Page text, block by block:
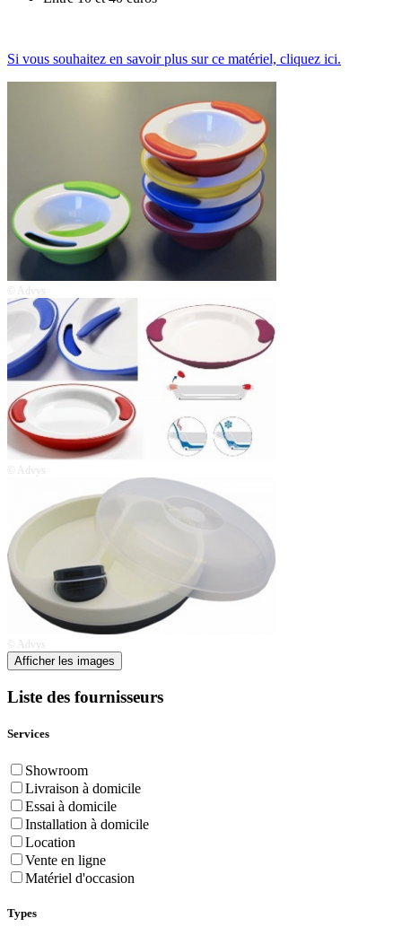
Si vous souhaitez en savoir plus sur ce matériel, cliquez ici.
© Advys
© Advys
© Advys
Afficher les images
Liste des fournisseurs
Services
Showroom
Livraison à domicile
Essai à domicile
Installation à domicile
Location
Vente en ligne
Matériel d'occasion
Types